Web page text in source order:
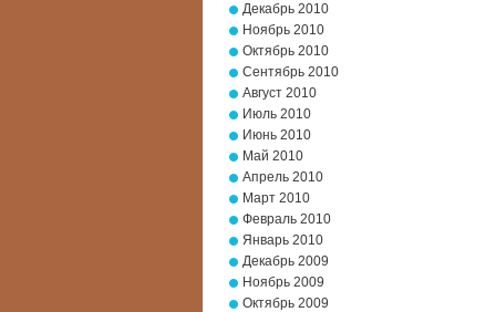
Декабрь 2010
Ноябрь 2010
Октябрь 2010
Сентябрь 2010
Август 2010
Июль 2010
Июнь 2010
Май 2010
Апрель 2010
Март 2010
Февраль 2010
Январь 2010
Декабрь 2009
Ноябрь 2009
Октябрь 2009